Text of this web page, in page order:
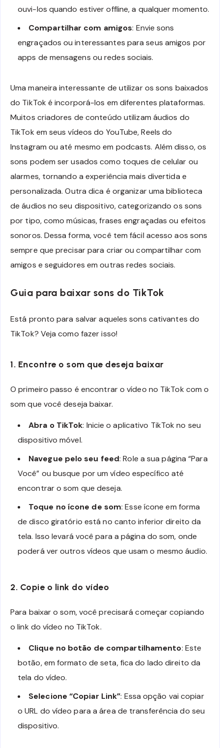
ouvi-los quando estiver offline, a qualquer momento.
Compartilhar com amigos: Envie sons
engraçados ou interessantes para seus amigos por
apps de mensagens ou redes sociais.
Uma maneira interessante de utilizar os sons baixados
do TikTok é incorporá-los em diferentes plataformas.
Muitos criadores de conteúdo utilizam áudios do
TikTok em seus vídeos do YouTube, Reels do
Instagram ou até mesmo em podcasts. Além disso, os
sons podem ser usados como toques de celular ou
alarmes, tornando a experiência mais divertida e
personalizada. Outra dica é organizar uma biblioteca
de áudios no seu dispositivo, categorizando os sons
por tipo, como músicas, frases engraçadas ou efeitos
sonoros. Dessa forma, você tem fácil acesso aos sons
sempre que precisar para criar ou compartilhar com
amigos e seguidores em outras redes sociais.
Guia para baixar sons do TikTok
Está pronto para salvar aqueles sons cativantes do
TikTok? Veja como fazer isso!
1. Encontre o som que deseja baixar
O primeiro passo é encontrar o vídeo no TikTok com o
som que você deseja baixar.
Abra o TikTok: Inicie o aplicativo TikTok no seu
dispositivo móvel.
Navegue pelo seu feed: Role a sua página “Para
Você” ou busque por um vídeo específico até
encontrar o som que deseja.
Toque no ícone de som: Esse ícone em forma
de disco giratório está no canto inferior direito da
tela. Isso levará você para a página do som, onde
poderá ver outros vídeos que usam o mesmo áudio.
2. Copie o link do vídeo
Para baixar o som, você precisará começar copiando
o link do vídeo no TikTok.
Clique no botão de compartilhamento: Este
botão, em formato de seta, fica do lado direito da
tela do vídeo.
Selecione “Copiar Link”: Essa opção vai copiar
o URL do vídeo para a área de transferência do seu
dispositivo.